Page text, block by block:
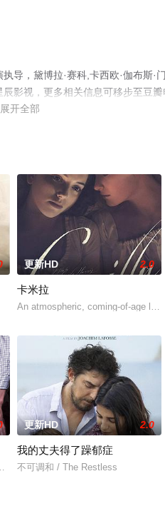
导，黛博拉·赛科,卡西欧·伽布斯·
影视，更多相关信息可移步至豆
展开全部
更新HD 2.0
卡米拉
An atmospheric, coming-of-age
发兴是为民爱戴的共产党员，他20
公司裡的新同事秀妍。 孔秀每天都在
更新HD 2.0
我的丈夫得了躁郁症
不可调和 / The Restless